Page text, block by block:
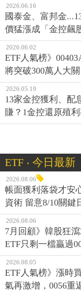
2026.06.16
國泰金、富邦金
價猛漲成「金控飆
2026.06.02
ETF人氣榜》
將突破300萬人大關
2026.05.19
13家金控獲利、配
賺？1金控還原殖
ETF ‧ 今日最新
2026.08.06
帳面獲利落袋才安
資術 留意8/10關鍵
2026.08.06
7月回顧》韓股狂
ETF只剩一檔贏過
2026.08.05
ETF人氣榜》漲時
氣再激增，0056重